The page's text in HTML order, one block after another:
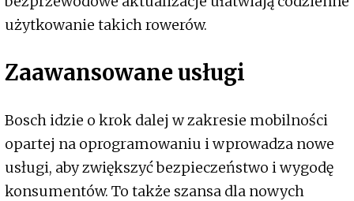
użytkowanie takich rowerów.
Zaawansowane usługi
Bosch idzie o krok dalej w zakresie mobilności
opartej na oprogramowaniu i wprowadza nowe
usługi, aby zwiększyć bezpieczeństwo i wygodę
konsumentów. To także szansa dla nowych